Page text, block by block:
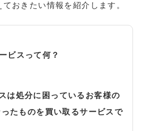
おきたい情報を紹介します。
ビスって何？
は処分に困っているお客様の
たものを買い取るサービスで